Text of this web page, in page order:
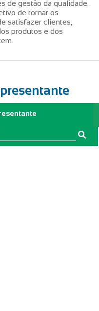
de gestão da qualidade.
de tornar os
satisfazer clientes,
produtos e dos